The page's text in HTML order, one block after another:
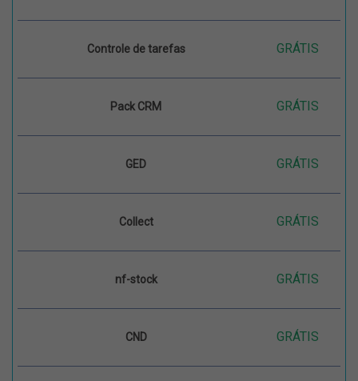
Controle de tarefas GRÁTIS
Pack CRM GRÁTIS
GED GRÁTIS
Collect GRÁTIS
nf-stock GRÁTIS
CND GRÁTIS